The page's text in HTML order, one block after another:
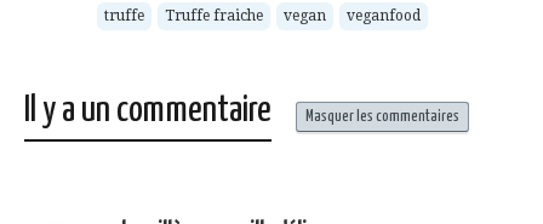
truffe Truffe fraiche vegan veganfood
Il y a un commentaire Masquer les commentaires